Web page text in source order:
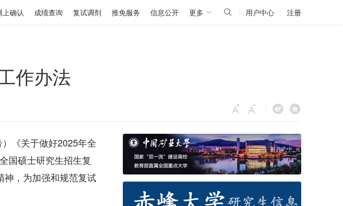
上确认 成绩查询 复试调剂 推免服务 信息公开 更多 用户中心 注册
作办法
《关于做好2025年全
国硕士研究生招生复
神，为加强和规范复试